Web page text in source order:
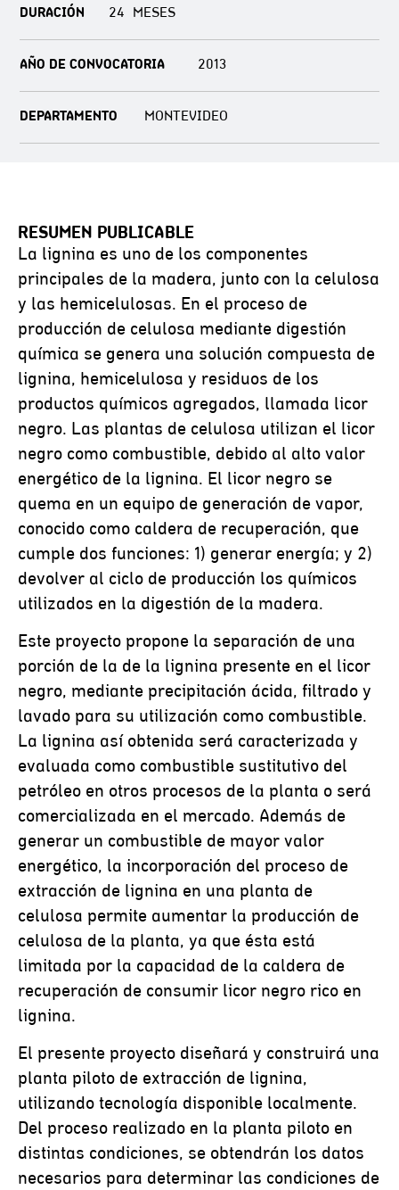
DURACIÓN 24
AÑO DE CONVOCATORIA 2013
DEPARTAMENTO MONTEVIDEO
RESUMEN PUBLICABLE
La lignina es uno de los componentes
principales de la madera, junto con la celulosa
y las hemicelulosas. En el proceso de
producción de celulosa mediante digestión
química se genera una solución compuesta de
lignina, hemicelulosa y residuos de los
productos químicos agregados, llamada licor
negro. Las plantas de celulosa utilizan el licor
negro como combustible, debido al alto valor
energético de la lignina. El licor negro se
quema en un equipo de generación de vapor,
conocido como caldera de recuperación, que
cumple dos funciones: 1) generar energía; y 2)
devolver al ciclo de producción los químicos
utilizados en la digestión de la madera.
Este proyecto propone la separación de una
porción de la de la lignina presente en el licor
negro, mediante precipitación ácida, filtrado y
lavado para su utilización como combustible.
La lignina así obtenida será caracterizada y
evaluada como combustible sustitutivo del
petróleo en otros procesos de la planta o será
comercializada en el mercado. Además de
generar un combustible de mayor valor
energético, la incorporación del proceso de
extracción de lignina en una planta de
celulosa permite aumentar la producción de
celulosa de la planta, ya que ésta está
limitada por la capacidad de la caldera de
recuperación de consumir licor negro rico en
lignina.
El presente proyecto diseñará y construirá una
planta piloto de extracción de lignina,
utilizando tecnología disponible localmente.
Del proceso realizado en la planta piloto en
distintas condiciones, se obtendrán los datos
necesarios para determinar las condiciones de